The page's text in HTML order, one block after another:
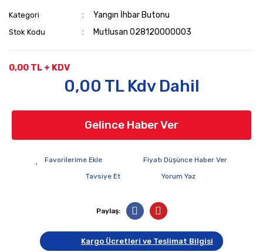
Kategori Yangın İhbar Butonu
Stok Kodu Mutlusan 028120000003
0,00 TL + KDV
0,00 TL Kdv Dahil
Gelince Haber Ver
Fiyatı Düşünce Haber Ver
Tavsiye Et
Yorum Yaz
Paylaş:
Kargo Ücretleri ve Teslimat Bilgisi